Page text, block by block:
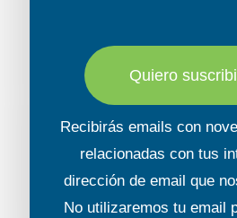
Quiero
Recibirás emails con
relacionadas con tus
dirección de email que
No utilizaremos tu email